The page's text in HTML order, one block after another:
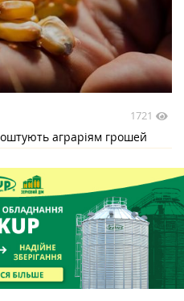
1721
аграріям грошей